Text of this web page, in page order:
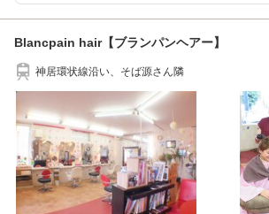
Blancpain hair【ブランパンヘアー】
神居環状線沿い、そば源さん隣